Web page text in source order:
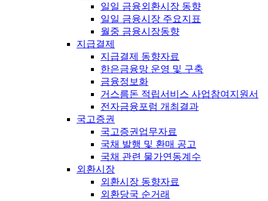
일일 금융외환시장 동향
일일 금융시장 주요지표
월중 금융시장동향
지급결제
지급결제 동향자료
한은금융망 운영 및 구축
금융정보화
거스름돈 적립서비스 사업참여지원서
전자금융포럼 개최결과
국고증권
국고증권업무자료
국채 발행 및 환매 공고
국채 관련 물가연동계수
외환시장
외환시장 동향자료
외환당국 순거래